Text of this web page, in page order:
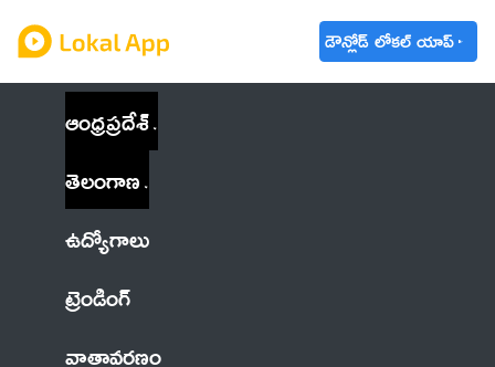
డౌన్లోడ్ లోకల్ యాప్
ఆంధ్రప్రదేశ్
తెలంగాణ
ఉద్యోగాలు
ట్రెండింగ్
వాతావరణం